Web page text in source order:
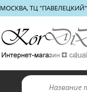
МОСКВА, ТЦ